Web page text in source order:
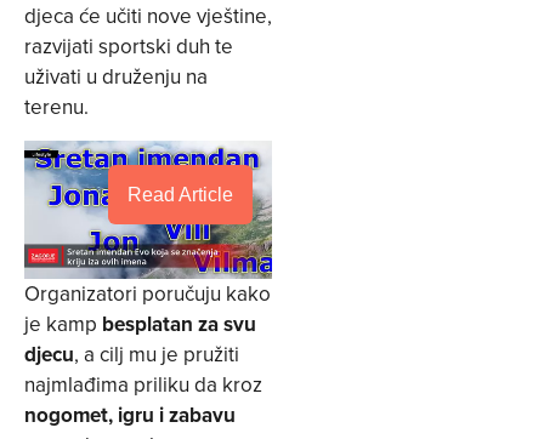
djeca će učiti nove vještine,
razvijati sportski duh te
uživati u druženju na
terenu.
Read Article
Organizatori poručuju kako
je kamp besplatan za svu
djecu, a cilj mu je pružiti
najmlađima priliku da kroz
nogomet, igru i zabavu